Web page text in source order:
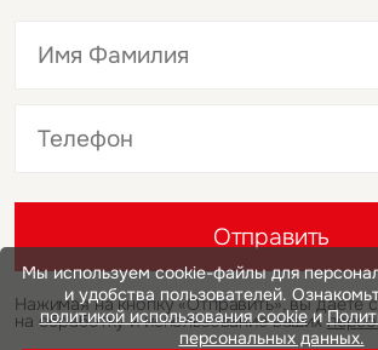
Отправить
Нажимая на кнопку «Отправить», вы даете
на обработку и использование ваших
Мы используем cookie-файлы для
и удобства пользователей.
политикой использования cookieи
персональных данных.